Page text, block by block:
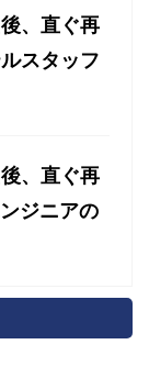
、直ぐ再
スタッフ
、直ぐ再
ジニアの